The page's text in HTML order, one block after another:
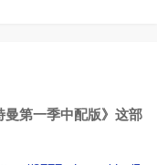
曼第一季中配版》这部